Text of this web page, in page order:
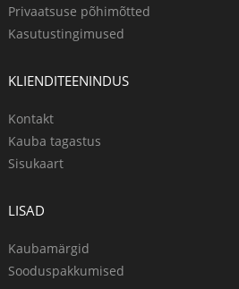
Privaatsuse põhimõtted
Kasutustingimused
KLIENDITEENINDUS
Kontakt
Kauba tagastus
Sisukaart
LISAD
Kaubamärgid
Sooduspakkumised